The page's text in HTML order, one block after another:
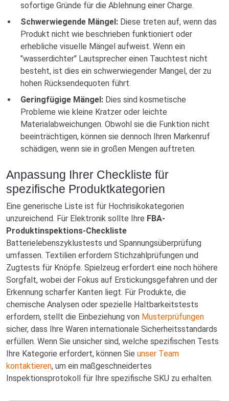
sofortige Gründe für die Ablehnung einer Charge.
Schwerwiegende Mängel: Diese treten auf, wenn das
Produkt nicht wie beschrieben funktioniert oder
erhebliche visuelle Mängel aufweist. Wenn ein
"wasserdichter" Lautsprecher einen Tauchtest nicht
besteht, ist dies ein schwerwiegender Mangel, der zu
hohen Rücksendequoten führt.
Geringfügige Mängel: Dies sind kosmetische
Probleme wie kleine Kratzer oder leichte
Materialabweichungen. Obwohl sie die Funktion nicht
beeinträchtigen, können sie dennoch Ihren Markenruf
schädigen, wenn sie in großen Mengen auftreten.
Anpassung Ihrer Checkliste für
spezifische Produktkategorien
Eine generische Liste ist für Hochrisikokategorien
unzureichend. Für Elektronik sollte Ihre FBA-
Produktinspektions-Checkliste
Batterielebenszyklustests und Spannungsüberprüfung
umfassen. Textilien erfordern Stichzahlprüfungen und
Zugtests für Knöpfe. Spielzeug erfordert eine noch höhere
Sorgfalt, wobei der Fokus auf Erstickungsgefahren und der
Erkennung scharfer Kanten liegt. Für Produkte, die
chemische Analysen oder spezielle Haltbarkeitstests
erfordern, stellt die Einbeziehung von Musterprüfungen
sicher, dass Ihre Waren internationale Sicherheitsstandards
erfüllen. Wenn Sie unsicher sind, welche spezifischen Tests
Ihre Kategorie erfordert, können Sie unser Team
kontaktieren, um ein maßgeschneidertes
Inspektionsprotokoll für Ihre spezifische SKU zu erhalten.